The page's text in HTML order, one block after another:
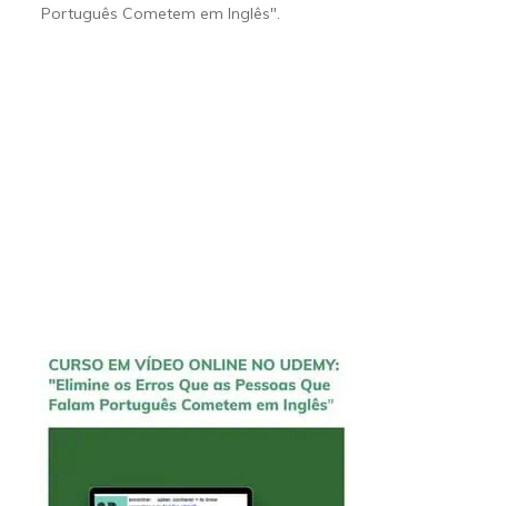
Português Cometem em Inglês".